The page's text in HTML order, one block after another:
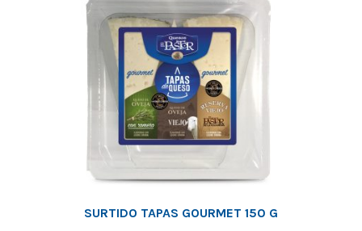
SURTIDO TAPAS GOURMET 150 G